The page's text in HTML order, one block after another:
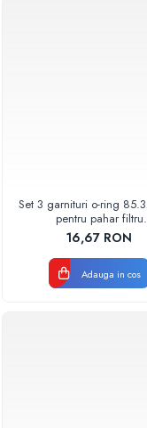
Set 3 garnituri o-ring
pentru pahar filtru
AQUA06030000000
16,67 RON
Adauga in cos